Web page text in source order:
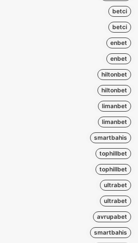
betci
betci
enbet
enbet
hiltonbet
hiltonbet
limanbet
limanbet
smartbahis
tophillbet
tophillbet
ultrabet
ultrabet
avrupabet
smartbahis